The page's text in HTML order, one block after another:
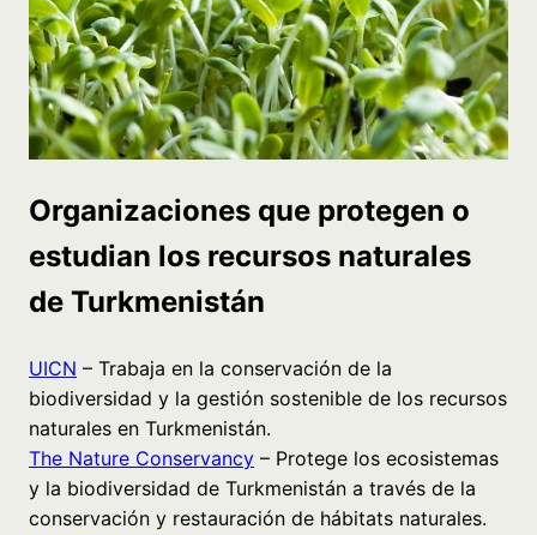
Organizaciones que protegen o
estudian los recursos naturales
de Turkmenistán
UICN – Trabaja en la conservación de la
biodiversidad y la gestión sostenible de los recursos
naturales en Turkmenistán.
The Nature Conservancy – Protege los ecosistemas
y la biodiversidad de Turkmenistán a través de la
conservación y restauración de hábitats naturales.